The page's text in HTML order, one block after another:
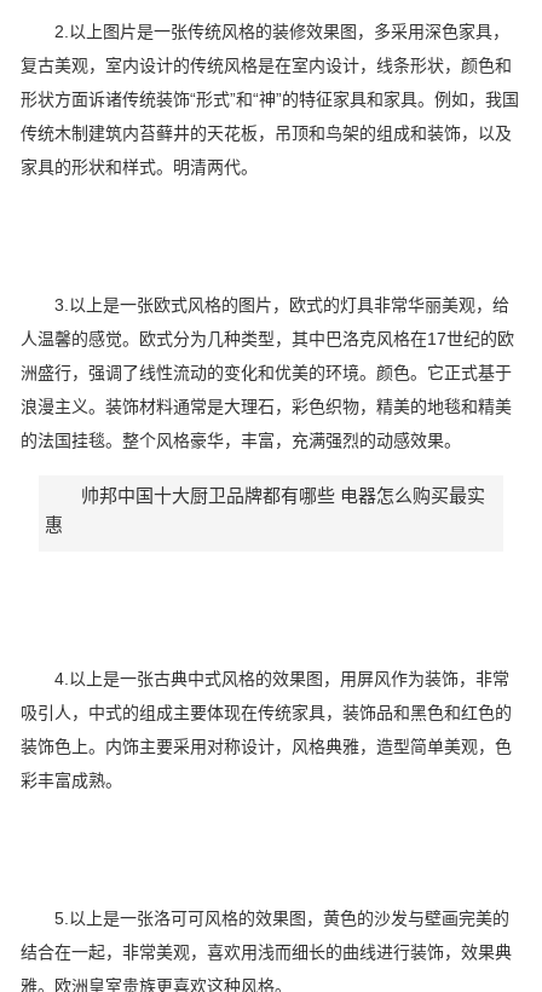
2.以上图片是一张传统风格的装修效果图，多采用深色家具，
复古美观，室内设计的传统风格是在室内设计，线条形状，颜色和
形状方面诉诸传统装饰“形式”和“神”的特征家具和家具。例如，我国
传统木制建筑内苔藓井的天花板，吊顶和鸟架的组成和装饰，以及
家具的形状和样式。明清两代。
3.以上是一张欧式风格的图片，欧式的灯具非常华丽美观，给
人温馨的感觉。欧式分为几种类型，其中巴洛克风格在17世纪的欧
洲盛行，强调了线性流动的变化和优美的环境。颜色。它正式基于
浪漫主义。装饰材料通常是大理石，彩色织物，精美的地毯和精美
的法国挂毯。整个风格豪华，丰富，充满强烈的动感效果。
帅邦中国十大厨卫品牌都有哪些 电器怎么购买最实
惠
4.以上是一张古典中式风格的效果图，用屏风作为装饰，非常
吸引人，中式的组成主要体现在传统家具，装饰品和黑色和红色的
装饰色上。内饰主要采用对称设计，风格典雅，造型简单美观，色
彩丰富成熟。
5.以上是一张洛可可风格的效果图，黄色的沙发与壁画完美的
结合在一起，非常美观，喜欢用浅而细长的曲线进行装饰，效果典
雅。欧洲皇室贵族更喜欢这种风格。